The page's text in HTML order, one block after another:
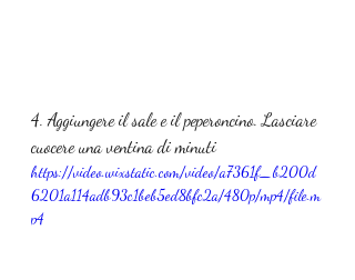
4. Aggiungere il sale e il peperoncino. Lasciare
cuocere una ventina di minuti
https://video.wixstatic.com/video/a7361f_b200d
6201a114adb93c1beb5ed8bfc2a/480p/mp4/file.m
p4